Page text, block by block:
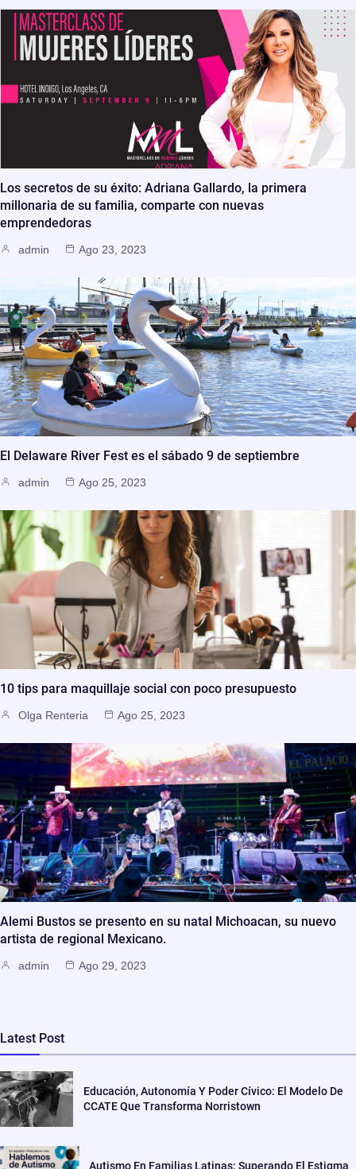
Los secretos de su éxito: Adriana Gallardo, la primera
millonaria de su familia, comparte con nuevas
emprendedoras
admin Ago 23, 2023
El Delaware River Fest es el sábado 9 de septiembre
admin Ago 25, 2023
10 tips para maquillaje social con poco presupuesto
Olga Renteria Ago 25, 2023
Alemi Bustos se presento en su natal Michoacan, su nuevo
artista de regional Mexicano.
admin Ago 29, 2023
Latest Post
Educación, Autonomía Y Poder Cívico: El Modelo De
CCATE Que Transforma Norristown
Autismo En Familias Latinas: Superando El Estigma